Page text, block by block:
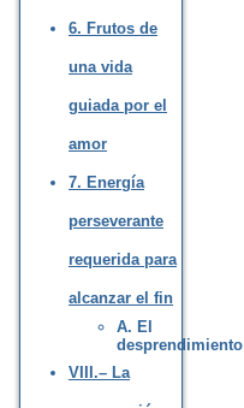
6. Frutos de
una vida
guiada por el
amor
7. Energía
perseverante
requerida para
alcanzar el fin
A. El
desprendimiento
VIII.– La